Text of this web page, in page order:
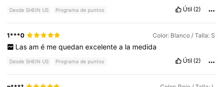
Desde SHEIN US Programa de puntos Útil (2)
1***0 Color: Blanco / Talla: S
Las am é me quedan excelente a la medida
Desde SHEIN US Programa de puntos Útil (2)